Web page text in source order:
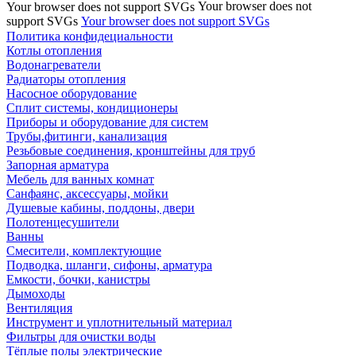
Your browser does not support SVGs Your browser does not
support SVGs Your browser does not support SVGs
Политика конфидециальности
Котлы отопления
Водонагреватели
Радиаторы отопления
Насосное оборудование
Сплит системы, кондиционеры
Приборы и оборудование для систем
Трубы,фитинги, канализация
Резьбовые соединения, кронштейны для труб
Запорная арматура
Мебель для ванных комнат
Санфаянс, аксессуары, мойки
Душевые кабины, поддоны, двери
Полотенцесушители
Ванны
Смесители, комплектующие
Подводка, шланги, сифоны, арматура
Емкости, бочки, канистры
Дымоходы
Вентиляция
Инструмент и уплотнительный материал
Фильтры для очистки воды
Тёплые полы электрические